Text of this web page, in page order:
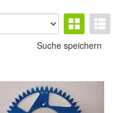
Suche speichern